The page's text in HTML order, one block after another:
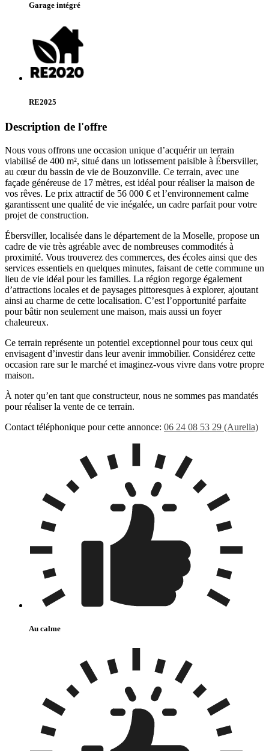
Garage intégré
RE2025
Description de l'offre
Nous vous offrons une occasion unique d’acquérir un terrain
viabilisé de 400 m², situé dans un lotissement paisible à Ébersviller,
au cœur du bassin de vie de Bouzonville. Ce terrain, avec une
façade généreuse de 17 mètres, est idéal pour réaliser la maison de
vos rêves. Le prix attractif de 56 000 € et l’environnement calme
garantissent une qualité de vie inégalée, un cadre parfait pour votre
projet de construction.
Ébersviller, localisée dans le département de la Moselle, propose un
cadre de vie très agréable avec de nombreuses commodités à
proximité. Vous trouverez des commerces, des écoles ainsi que des
services essentiels en quelques minutes, faisant de cette commune un
lieu de vie idéal pour les familles. La région regorge également
d’attractions locales et de paysages pittoresques à explorer, ajoutant
ainsi au charme de cette localisation. C’est l’opportunité parfaite
pour bâtir non seulement une maison, mais aussi un foyer
chaleureux.
Ce terrain représente un potentiel exceptionnel pour tous ceux qui
envisagent d’investir dans leur avenir immobilier. Considérez cette
occasion rare sur le marché et imaginez-vous vivre dans votre propre
maison.
À noter qu’en tant que constructeur, nous ne sommes pas mandatés
pour réaliser la vente de ce terrain.
Contact téléphonique pour cette annonce: 06 24 08 53 29 (Aurelia)
Au calme